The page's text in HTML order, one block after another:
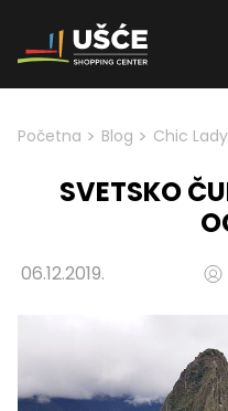
Skip to content
Početna > Blog > Chic Lady
SVETSKO
06.12.2019.